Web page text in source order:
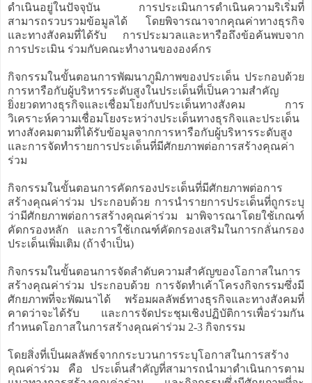
ดำเนินอยู่ในปัจจุบัน การประเมินการดำเนินความริเริ่มที่
สามารถรวบรวมข้อมูลได้ โดยพิจารณาจากคุณค่าทางธุรกิจ
และทางสังคมที่ได้รับ การประมวลและหารือถึงข้อค้นพบจาก
การประเมิน ร่วมกับคณะทำงานขององค์กร
กิจกรรมในขั้นตอนการพัฒนาภูมิภาพของประเด็น ประกอบด้วย
การหารือกับผู้บริหารระดับสูงในประเด็นที่เป็นความสำคัญ
ยิ่งยวดทางธุรกิจและเชื่อมโยงกับประเด็นทางสังคม การ
วิเคราะห์ความเชื่อมโยงระหว่างประเด็นทางธุรกิจและประเด็น
ทางสังคมตามที่ได้รับข้อมูลจากการหารือกับผู้บริหารระดับสูง
และการจัดทำรายการประเด็นที่มีศักยภาพต่อการสร้างคุณค่า
ร่วม
กิจกรรมในขั้นตอนการคัดกรองประเด็นที่มีศักยภาพต่อการ
สร้างคุณค่าร่วม ประกอบด้วย การนำรายการประเด็นที่ถูกระบุ
ว่ามีศักยภาพต่อการสร้างคุณค่าร่วม มาพิจารณาโดยใช้เกณฑ์
คัดกรองหลัก และการใช้เกณฑ์คัดกรองเสริมในการกลั่นกรอง
ประเด็นเพิ่มเติม (ถ้าจำเป็น)
กิจกรรมในขั้นตอนการจัดลำดับความสำคัญของโอกาสในการ
สร้างคุณค่าร่วม ประกอบด้วย การจัดทำเค้าโครงกิจกรรมซึ่งมี
ศักยภาพที่จะพัฒนาได้ พร้อมผลลัพธ์ทางธุรกิจและทางสังคมที่
คาดว่าจะได้รับ และการจัดประชุมเชิงปฏิบัติการเพื่อร่วมกัน
กำหนดโอกาสในการสร้างคุณค่าร่วม 2-3 กิจกรรม
โดยสิ่งที่เป็นผลลัพธ์จากกระบวนการระบุโอกาสในการสร้าง
คุณค่าร่วม คือ ประเด็นสำคัญที่สามารถนำมาดำเนินการตาม